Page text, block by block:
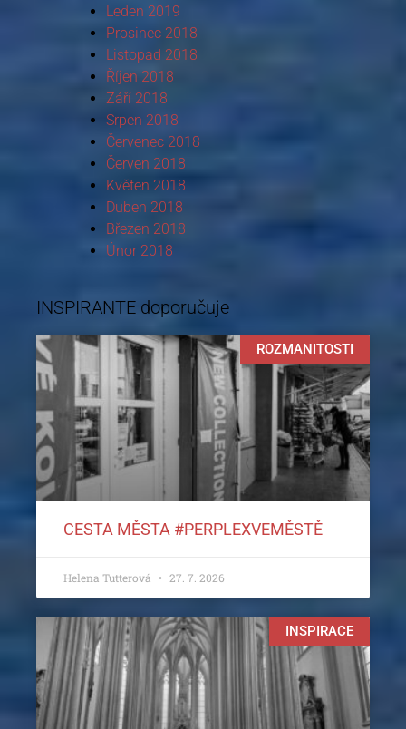
Leden 2019
Prosinec 2018
Listopad 2018
Říjen 2018
Září 2018
Srpen 2018
Červenec 2018
Červen 2018
Květen 2018
Duben 2018
Březen 2018
Únor 2018
INSPIRANTE doporučuje
ROZMANITOSTI
CESTA MĚSTA #PERPLEXVEMĚSTĚ
Helena Tutterová 27. 7. 2026
INSPIRACE